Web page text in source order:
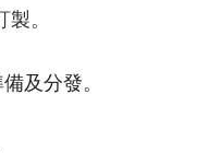
。
及分發。